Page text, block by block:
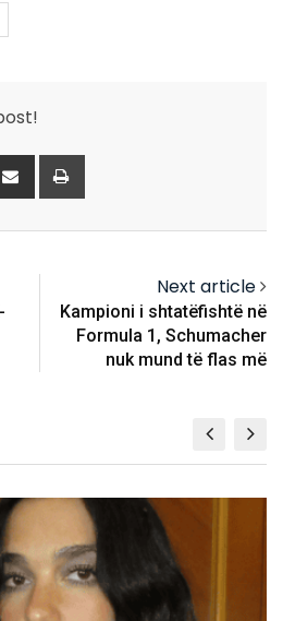
Share
via
Next article
Kampioni i shtatëfishtë në
Formula 1, Schumacher
nuk mund të flas më